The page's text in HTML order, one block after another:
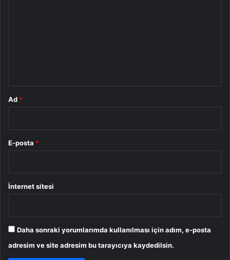
Ad *
E-posta *
İnternet sitesi
Daha sonraki yorumlarımda kullanılması için adım, e-posta
adresim ve site adresim bu tarayıcıya kaydedilsin.